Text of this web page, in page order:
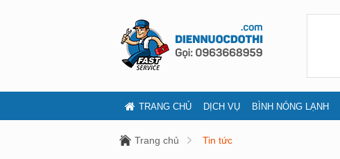
TRANG CHỦ DỊCH VỤ BÌNH NÓNG LẠNH
Trang chủ Tin tức